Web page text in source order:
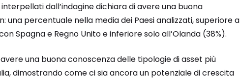
dall’indagine dichiara di avere una buona
una percentuale nella media dei Paesi analizzati, superiore a
Spagna e Regno Unito e inferiore solo all’Olanda (38%).
una buona conoscenza delle tipologie di asset più
dimostrando come ci sia ancora un potenziale di crescita